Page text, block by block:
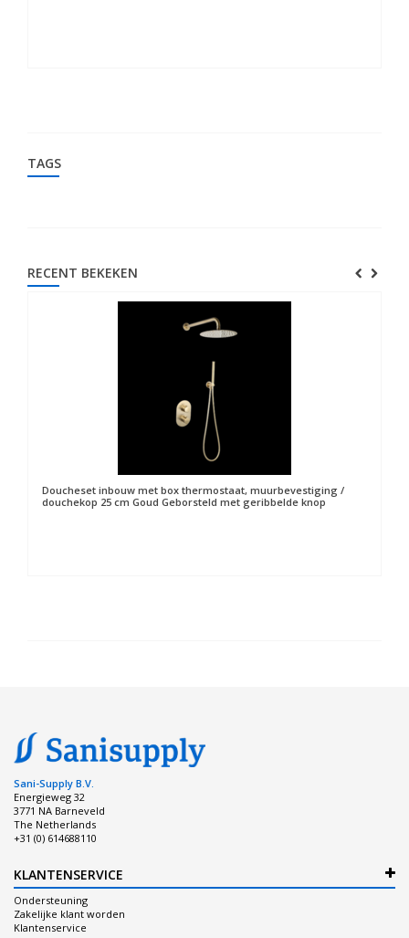
TAGS
RECENT BEKEKEN
Doucheset inbouw met box thermostaat, muurbevestiging /
douchekop 25 cm Goud Geborsteld met geribbelde knop
Sani-Supply B.V.
Energieweg 32
3771 NA Barneveld
The Netherlands
+31 (0) 614688110
KLANTENSERVICE
Ondersteuning
Zakelijke klant worden
Klantenservice